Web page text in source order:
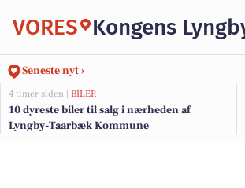
VORES Kongens
Seneste nyt ›
4 timer siden | BILER
10 dyreste biler til salg i nærheden af
Lyngby-Taarbæk Kommune